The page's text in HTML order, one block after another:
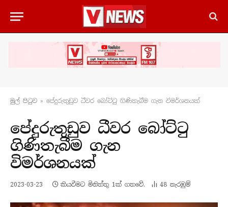
මුල් පිටු​ව » පේදුරුතුඩුව ධීවර බෝට්ටු ගිණිතැබීම ගැන විමර්ශනයක්
පේදුරුතුඩුව ධීවර බෝට්ටු
ගිණිතැබීම ගැන
විමර්ශනයක්
2023-03-23 කියවීමට මිනිත්තු 1ක් ගතවේ. 48 නැරඹු​ම්